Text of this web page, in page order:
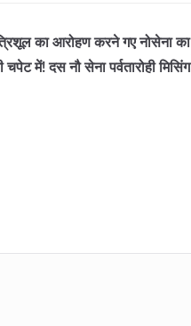
का आरोहण करने गए नोसेना का
चपेट में! दस नौ सेना पर्वतारोही मिसिंग